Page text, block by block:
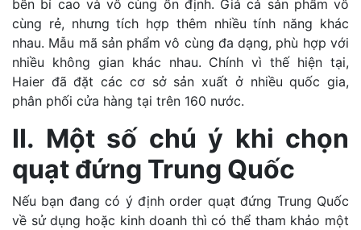
bền bỉ cao và vô cùng ổn định. Giá cả sản phẩm vô
cùng rẻ, nhưng tích hợp thêm nhiều tính năng khác
nhau. Mẫu mã sản phẩm vô cùng đa dạng, phù hợp với
nhiều không gian khác nhau. Chính vì thế hiện tại,
Haier đã đặt các cơ sở sản xuất ở nhiều quốc gia,
phân phối cửa hàng tại trên 160 nước.
II. Một số chú ý khi chọn
quạt đứng Trung Quốc
Nếu bạn đang có ý định order quạt đứng Trung Quốc
về sử dụng hoặc kinh doanh thì có thể tham khảo một